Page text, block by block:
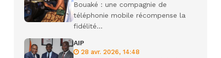
Bouaké : une compagnie de
téléphonie mobile récompense la
fidélité...
AIP
28 avr. 2026, 14:48